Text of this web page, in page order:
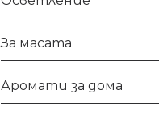
За масата
Аромати за дома